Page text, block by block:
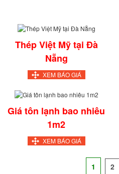
Thép Việt Mỹ tại Đà
Nẵng
XEM BÁO GIÁ
Giá tôn lạnh bao nhiêu
1m2
XEM BÁO GIÁ
1 2